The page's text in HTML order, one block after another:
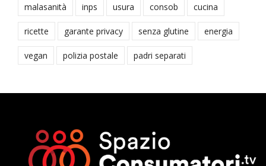
malasanità inps usura consob cucina
ricette garante privacy senza glutine energia
vegan polizia postale padri separati